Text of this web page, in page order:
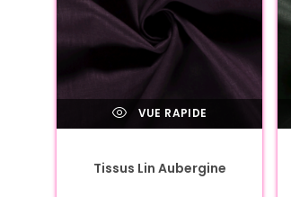
VUE RAPIDE
Tissus Lin Aubergine